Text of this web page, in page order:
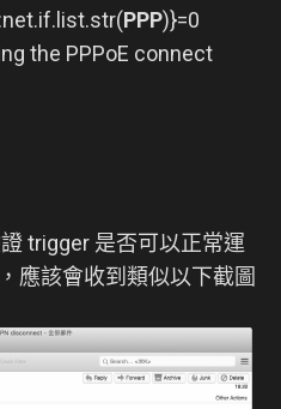
PPP)}=0
the PPPoE connect
trigger 是否可以正常運
應該會收到類似以下截圖